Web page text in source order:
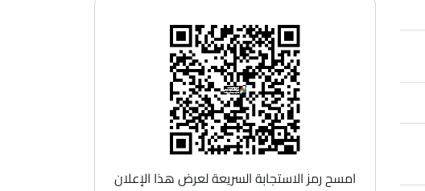
امسح رمز الاستجابة السريعة لعرض هذا الإعلان